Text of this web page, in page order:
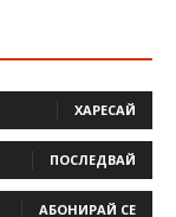
ХАРЕСАЙ
ПОСЛЕДВАЙ
АБОНИРАЙ СЕ